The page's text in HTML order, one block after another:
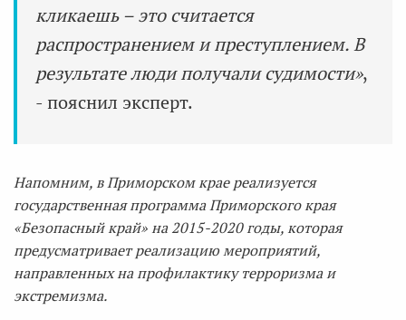
кликаешь – это считается
распространением и преступлением. В
результате люди получали судимости»,
- пояснил эксперт.
Напомним, в Приморском крае реализуется
государственная программа Приморского края
«Безопасный край» на 2015-2020 годы, которая
предусматривает реализацию мероприятий,
направленных на профилактику терроризма и
экстремизма.